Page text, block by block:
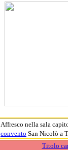
Affresco nella sala
convento San Nicolò a
Titolo